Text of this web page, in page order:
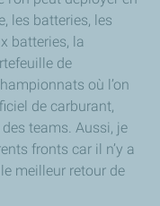
les batteries, les
batteries, la
de
où l’on
de carburant,
des teams. Aussi, je
fronts car il n’y a
meilleur retour de